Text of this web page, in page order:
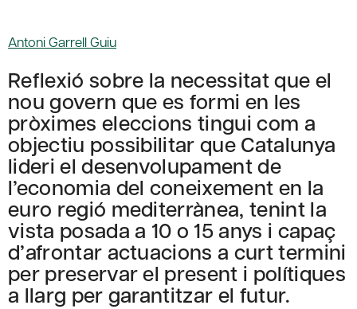
Antoni Garrell Guiu
Reflexió sobre la necessitat que el
nou govern que es formi en les
pròximes eleccions tingui com a
objectiu possibilitar que Catalunya
lideri el desenvolupament de
l’economia del coneixement en la
euro regió mediterrànea, tenint la
vista posada a 10 o 15 anys i capaç
d’afrontar actuacions a curt termini
per preservar el present i polítiques
a llarg per garantitzar el futur.